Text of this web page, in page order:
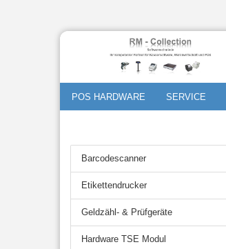
POS HARDWARE SERVICE
Barcodescanner
Etikettendrucker
Geldzähl- & Prüfgeräte
Hardware TSE Modul